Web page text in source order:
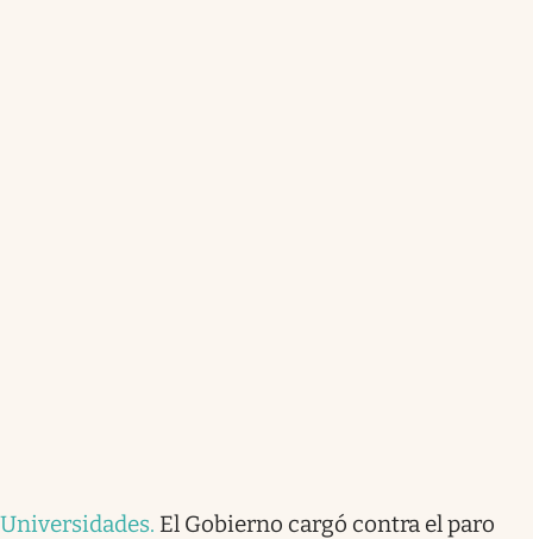
Universidades. El Gobierno cargó contra el paro